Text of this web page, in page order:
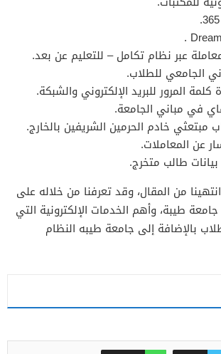
.
عبر نظام تكامل – للتعليم عن بعد.
الجامعي للطلاب.
المرور للبريد الإلكتروني والشبكة.
في مباني الجامعة.
خادم الحرمين الشريفين بالخارج​.
عن المعاملات.
طالب متخرج.
من المقال، وقد تعرفنا من خلاله على
طيبة، وأهم الخدمات الإلكترونية التي
بالإضافة إلى جامعة طيبه النظام